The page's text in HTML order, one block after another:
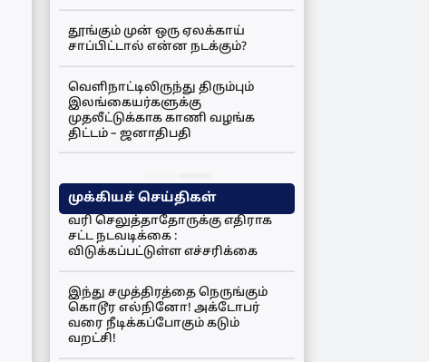
தூங்கும் முன் ஒரு ஏலக்காய்
சாப்பிட்டால் என்ன நடக்கும்?
வெளிநாட்டிலிருந்து திரும்பும்
இலங்கையர்களுக்கு
முதலீட்டுக்காக காணி வழங்க
திட்டம் – ஜனாதிபதி
முக்கியச் செய்திகள்
வரி செலுத்தாதோருக்கு எதிராக
சட்ட நடவடிக்கை :
விடுக்கப்பட்டுள்ள எச்சரிக்கை
இந்து சமுத்திரத்தை நெருங்கும்
கொடூர எல்நினோ! அக்டோபர்
வரை நீடிக்கப்போகும் கடும்
வறட்சி!